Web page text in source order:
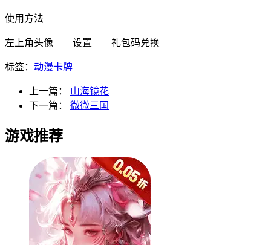
使用方法
左上角头像——设置——礼包码兑换
标签： 动漫卡牌
上一篇： 山海镜花
下一篇： 微微三国
游戏推荐